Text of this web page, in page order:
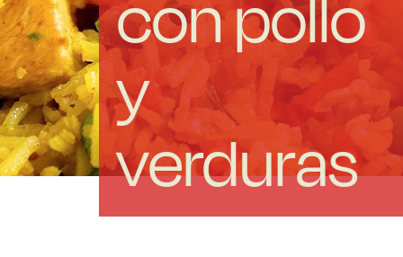
Las Noticias
Instrucciones de seguridad
FAQ
con pollo
y
verduras